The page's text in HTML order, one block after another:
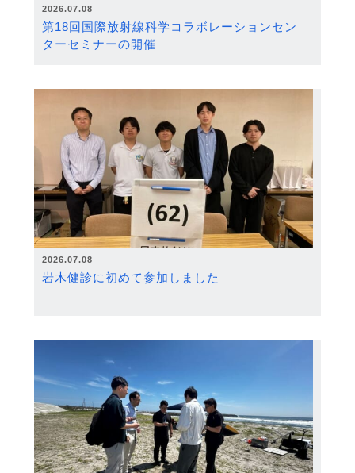
2026.07.08
第18回国際放射線科学コラボレーションセン
ターセミナーの開催
2026.07.08
岩木健診に初めて参加しました